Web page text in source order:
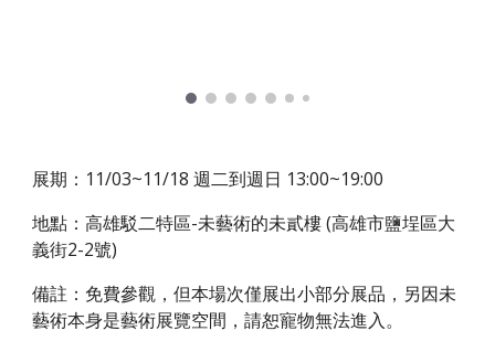
展期：11/03~11/18 週二到週日 13:00~19:00
地點：高雄駁二特區-未藝術的未貳樓 (高雄市鹽埕區大
義街2-2號)
備註：免費參觀，但本場次僅展出小部分展品，另因未
藝術本身是藝術展覽空間，請恕寵物無法進入。